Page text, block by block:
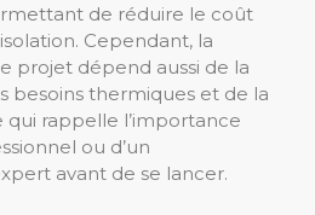
de réduire le coût
Cependant, la
projet dépend aussi de la
besoins thermiques et de la
qui rappelle l’importance
ou d’un
avant de se lancer.